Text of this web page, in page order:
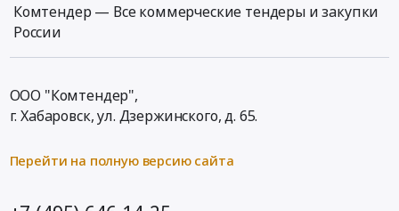
Комтендер — Все коммерческие тендеры и закупки
России
ООО "Комтендер",
г. Хабаровск,ул. Дзержинского, д. 65.
Перейти на полную версию сайта